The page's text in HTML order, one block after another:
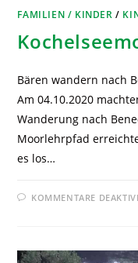
FAMILIEN / KINDER /
Bären wandern nach
Am 04.10.2020
Wanderung nach
Moorlehrpfad
es los…
KOMMENTARE